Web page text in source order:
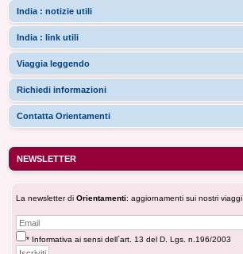
India : notizie utili
India : link utili
Viaggia leggendo
Richiedi informazioni
Contatta Orientamenti
NEWSLETTER
La newsletter di Orientamenti: aggiornamenti sui nostri viaggi
* Informativa ai sensi dell´art. 13 del D. Lgs. n.196/2003